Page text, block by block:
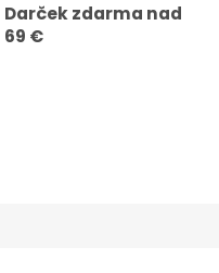
Darček zdarma nad
69 €